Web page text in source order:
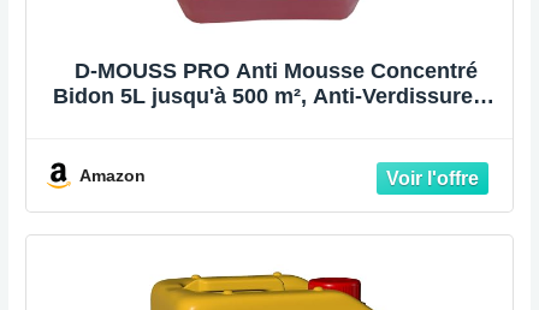
D-MOUSS PRO Anti Mousse Concentré
Bidon 5L jusqu'à 500 m², Anti-Verdissure et
Amazon